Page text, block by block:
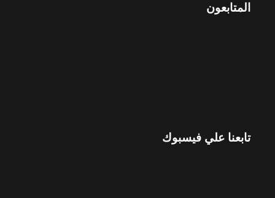
المتابعون
تابعنا علي فيسبوك